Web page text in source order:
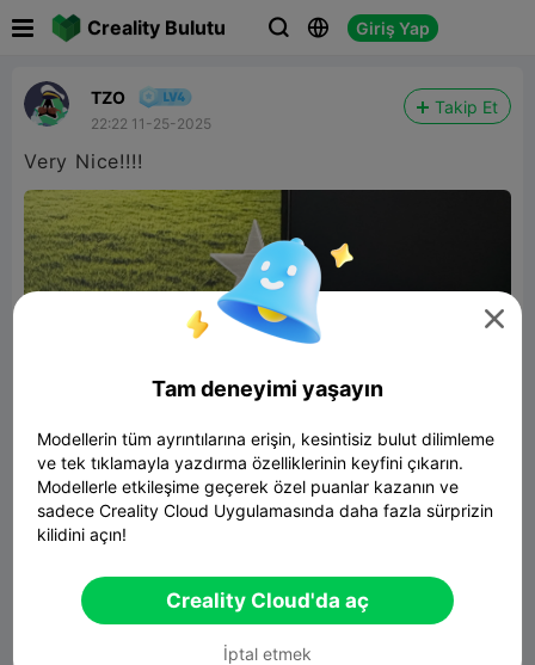
Creality Bulutu   Giriş Yap
TZO
22:22 11-25-2025
Takip Et
Very Nice!!!!

Tam deneyimi yaşayın
Modellerin tüm ayrıntılarına erişin, kesintisiz bulut dilimleme
ve tek tıklamayla yazdırma özelliklerinin keyfini çıkarın.
Modellerle etkileşime geçerek özel puanlar kazanın ve
sadece Creality Cloud Uygulamasında daha fazla sürprizin
kilidini açın!
Creality Cloud'da aç
İptal etmek